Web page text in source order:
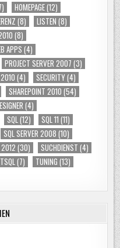
HOMEPAGE(12)
(8) LISTEN (8)
(8)
APPS (4)
PROJECT SERVER 2007 (3)
2010 (4) SECURITY(4)
SHAREPOINT 2010 (54)
(4)
SQL (12) SQL 11 (11)
SQL SERVER 2008 (10)
2012(30) SUCHDIENST (4)
TSQL (7) TUNING (13)